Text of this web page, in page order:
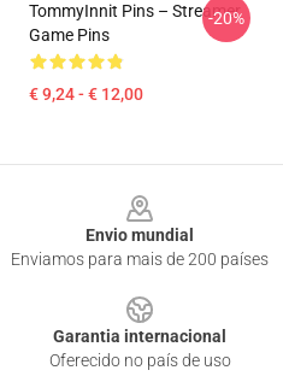
TommyInnit Pins – Streamer
Game Pins
€ 9,24 - € 12,00
-20%
Envio mundial
Enviamos para mais de 200 países
Garantia internacional
Oferecido no país de uso